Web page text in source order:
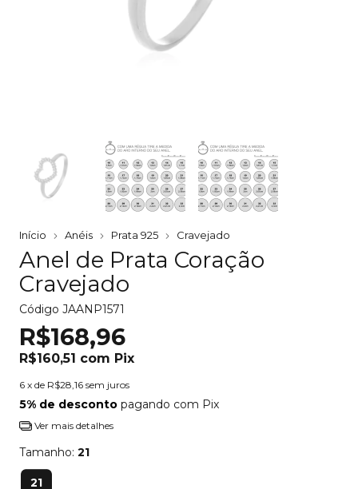
Início Anéis Prata 925 Cravejado
Anel de Prata Coração
Cravejado
Código JAANP1571
R$168,96
R$160,51 com Pix
6 x de R$28,16 sem juros
5% de desconto pagando com Pix
Ver mais detalhes
Tamanho: 21
21